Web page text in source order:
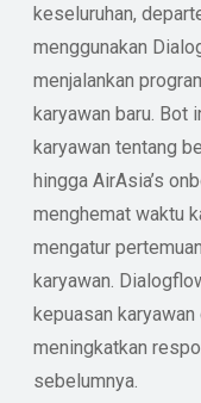
keseluruhan,
menggunakan
menjalankan
karyawan baru. Bot
karyawan tentang
hingga AirAsia’s
menghemat waktu
mengatur
karyawan.
kepuasan
meningkatkan
sebelumnya.